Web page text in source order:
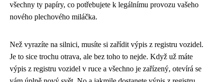
všechny ty papíry, co potřebujete k legálnímu provozu vašeho
nového plechového miláčka.
Než vyrazíte na silnici, musíte si zařídit výpis z registru vozidel.
Je to sice trochu otrava, ale bez toho to nejde. Když už máte
výpis z registru vozidel v ruce a všechno je zařízený, otevírá se